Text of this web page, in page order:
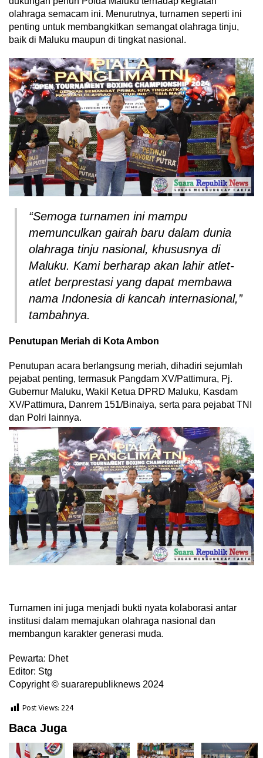
olahraga semacam ini. Menurutnya, turnamen seperti ini
penting untuk membangkitkan semangat olahraga tinju,
baik di Maluku maupun di tingkat nasional.
“Semoga turnamen ini mampu
memunculkan gairah baru dalam dunia
olahraga tinju nasional, khususnya di
Maluku. Kami berharap akan lahir atlet-
atlet berprestasi yang dapat membawa
nama Indonesia di kancah internasional,”
tambahnya.
Penutupan Meriah di Kota Ambon
Penutupan acara berlangsung meriah, dihadiri sejumlah
pejabat penting, termasuk Pangdam XV/Pattimura, Pj.
Gubernur Maluku, Wakil Ketua DPRD Maluku, Kasdam
XV/Pattimura, Danrem 151/Binaiya, serta para pejabat TNI
dan Polri lainnya.
Turnamen ini juga menjadi bukti nyata kolaborasi antar
institusi dalam memajukan olahraga nasional dan
membangun karakter generasi muda.
Pewarta: Dhet
Editor: Stg
Copyright © suararepubliknews 2024
Post Views:224
Baca Juga